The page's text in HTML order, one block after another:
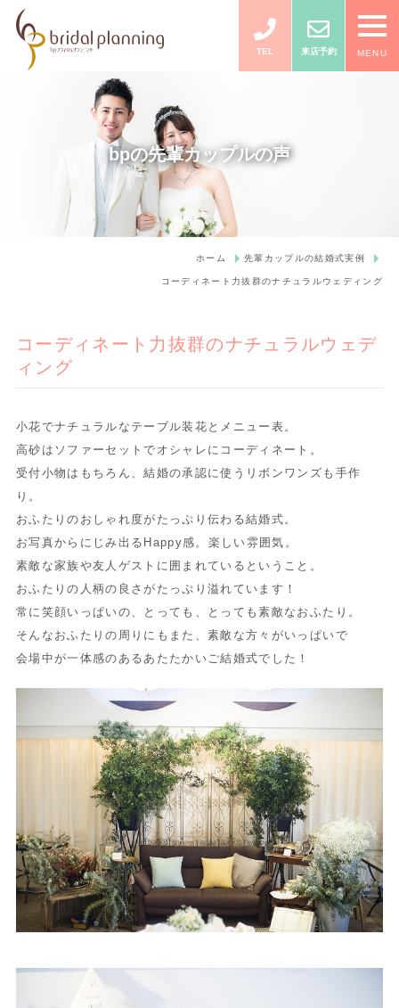
TEL 来店予約 MENU
bpの先輩カップルの声
ホーム 先輩カップルの結婚式実例
コーディネート力抜群のナチュラルウェディング
コーディネート力抜群のナチュラルウェデ
ィング
小花でナチュラルなテーブル装花とメニュー表。
高砂はソファーセットでオシャレにコーディネート。
受付小物はもちろん、結婚の承認に使うリボンワンズも手作
り。
おふたりのおしゃれ度がたっぷり伝わる結婚式。
お写真からにじみ出るHappy感。楽しい雰囲気。
素敵な家族や友人ゲストに囲まれているということ。
おふたりの人柄の良さがたっぷり溢れています！
常に笑顔いっぱいの、とっても、とっても素敵なおふたり。
そんなおふたりの周りにもまた、素敵な方々がいっぱいで
会場中が一体感のあるあたたかいご結婚式でした！